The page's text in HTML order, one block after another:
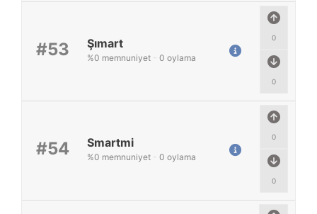
#53
0
0
Şımart
%0 memnuniyet - 0 oylama
#54
0
0
Smartmi
%0 memnuniyet - 0 oylama